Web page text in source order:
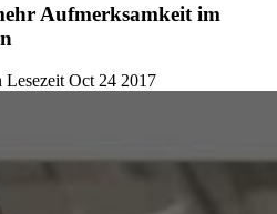
Aufmerksamkeit im
Lesezeit Oct 24 2017